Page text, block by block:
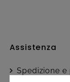
Assistenza
Spedizione e